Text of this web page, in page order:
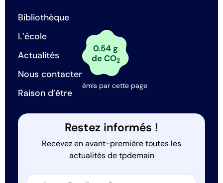
Bibliothèque
L’école
Actualités
Nous contacter
Raison d’être
0.54 g
de CO2
émis par cette page
Restez informés !
Recevez en avant-première toutes les
actualités de tpdemain